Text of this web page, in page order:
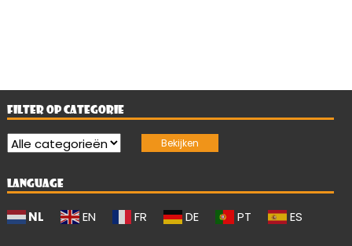
FILTER OP CATEGORIE
LANGUAGE
NL EN FR DE PT ES